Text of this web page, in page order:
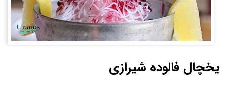
یخچال فالوده شیرازی